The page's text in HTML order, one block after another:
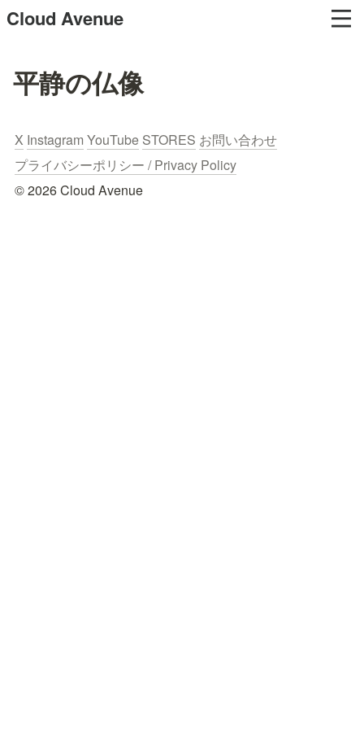
Cloud Avenue
平静の仏像
X Instagram YouTube STORES お問い合わせ
プライバシーポリシー / Privacy Policy
© 2026 Cloud Avenue